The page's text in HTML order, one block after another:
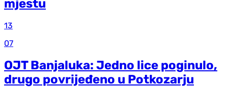
mjestu
13
07
OJT Banjaluka: Jedno lice poginulo,
drugo povrijeđeno u Potkozarju